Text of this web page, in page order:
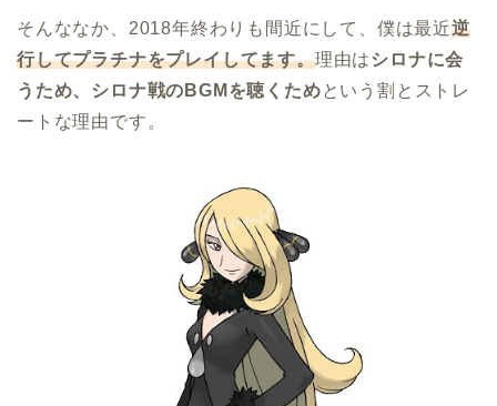
そんななか、2018年終わりも間近にして、僕は最近逆
行してプラチナをプレイしてます。理由は シロナに会
うため、シロナ戦のBGMを聴くためという割とストレ
ートな理由です。